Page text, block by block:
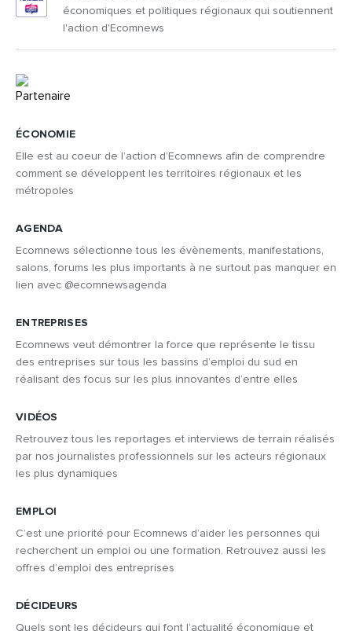
ÉCONOMIE
Elle est au coeur de l’action d’Ecomnews afin de comprendre
comment se développent les territoires régionaux et les
métropoles
AGENDA
Ecomnews sélectionne tous les évènements, manifestations,
salons, forums les plus importants à ne surtout pas manquer en
lien avec @ecomnewsagenda
ENTREPRISES
Ecomnews veut démontrer la force que représente le tissu
des entreprises sur tous les bassins d’emploi du sud en
réalisant des focus sur les plus innovantes d’entre elles
VIDÉOS
Retrouvez tous les reportages et interviews de terrain réalisés
par nos journalistes professionnels sur les acteurs régionaux
les plus dynamiques
EMPLOI
C’est une priorité pour Ecomnews d’aider les personnes qui
recherchent un emploi ou une formation. Retrouvez aussi les
offres d’emploi des entreprises
DÉCIDEURS
Quels sont les décideurs qui font l’actualité économique et
économiques et politiques régionaux qui soutiennent
l'action d'Ecomnews